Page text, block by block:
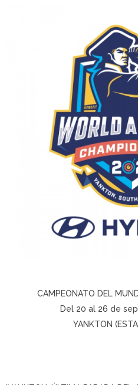
CAMPEONATO DEL
Del 20 al 26 de
YANKTON